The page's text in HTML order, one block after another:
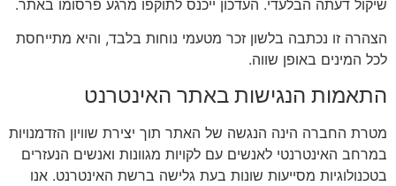
שיקול דעתה הבלעדי. העדכון ייכנס לתוקפו מרגע פרסומו באתר.
הצהרה זו נכתבה בלשון זכר מטעמי נוחות בלבד, והיא מתייחסת
לכל המינים באופן שווה.
התאמות הנגישות באתר האינטרנט
מטרת החברה הינה הנגשה של האתר תוך יצירת שוויון הזדמנויות
במרחב האינטרנטי לאנשים עם לקויות מגוונות ואנשים הנעזרים
בטכנולוגיות מסייעות שונות בעת גלישה ברשת האינטרנט. אנו